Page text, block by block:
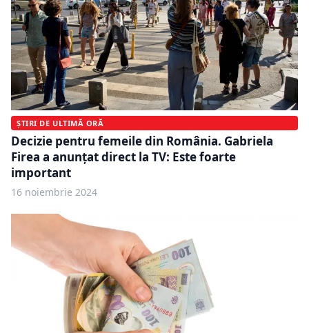
ȘTIRI DE ULTIMĂ ORĂ
Decizie pentru femeile din România. Gabriela
Firea a anunțat direct la TV: Este foarte
important
16 noiembrie 2024